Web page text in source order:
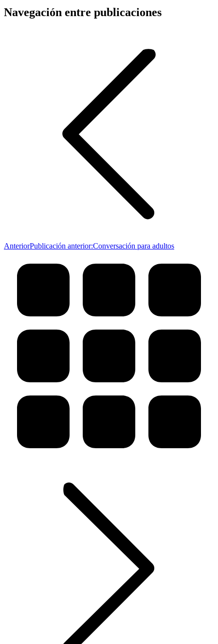
Navegación entre publicaciones
AnteriorPublicación anterior:Conversación para adultos